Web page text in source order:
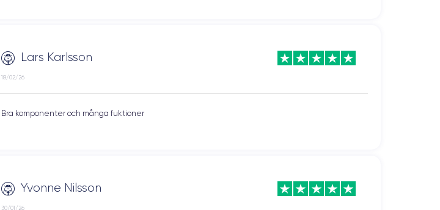
Lars Karlsson
18/02/26
Bra komponenter och många fuktioner
Yvonne Nilsson
30/01/26